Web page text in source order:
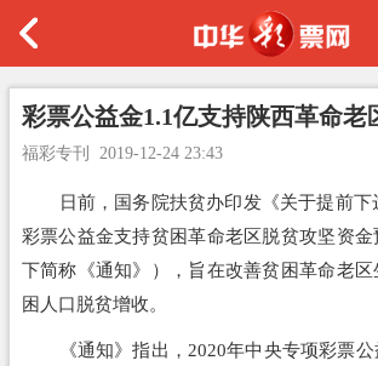
彩票公益金1.1亿支持陕西革命老
福彩专刊 2019-12-24 23:43
日前，国务院扶贫办印发《关于提前下
彩票公益金支持贫困革命老区脱贫攻坚资金
下简称《通知》），旨在改善贫困革命老
困人口脱贫增收。
《通知》指出，2020年中央专项彩票